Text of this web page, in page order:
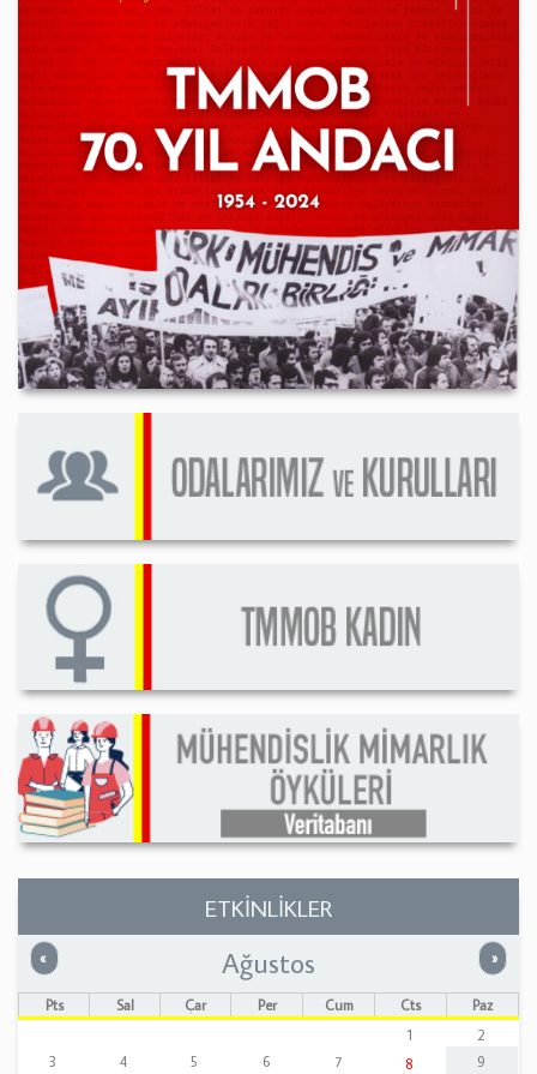
ETKİNLİKLER
« Önceki »
Ağustos
Pts Sal Çar Per Cum Cts
Paz
1
2
3
4 5 6 7 8
9